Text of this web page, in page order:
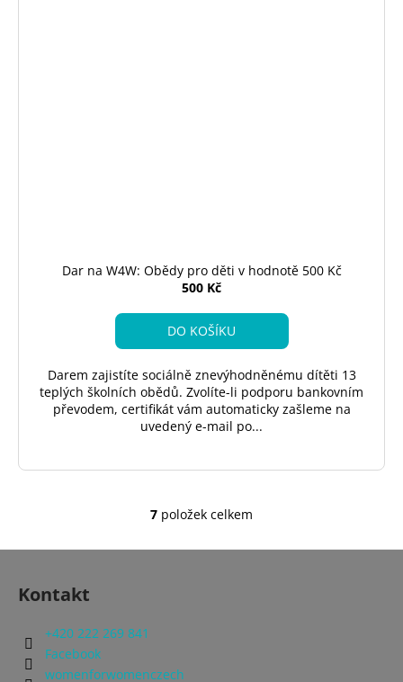
Dar na W4W: Obědy pro děti v hodnotě 500 Kč
500 Kč
DO KOŠÍKU
Darem zajistíte sociálně znevýhodněnému dítěti 13
teplých školních obědů. Zvolíte-li podporu bankovním
převodem, certifikát vám automaticky zašleme na
uvedený e-mail po...
O
7 položek celkem
Z
Kontakt
+420 222 269 841
Facebook
womenforwomenczech